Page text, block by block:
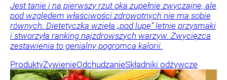
Jest tanie i na pierwszy rzut oka zupełnie zwyczajne, ale
pod względem właściwości zdrowotnych nie ma sobie
równych. Dietetyczka wzięła „pod lupę” letnie przysmaki
i stworzyła ranking najzdrowszych warzyw. Zwycięzca
zestawienia to genialny pogromca kalorii.
ProduktyŻywienieOdchudzanieSkładniki odżywcze